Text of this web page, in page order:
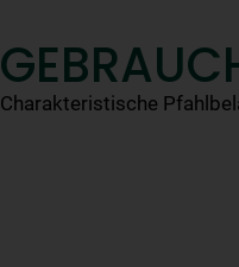
Charakteristische